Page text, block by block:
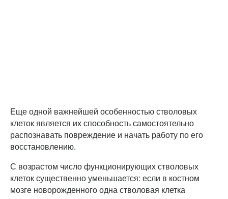
Еще одной важнейшей особенностью стволовых
клеток является их способность самостоятельно
распознавать повреждение и начать работу по его
восстановлению.
С возрастом число функционирующих стволовых
клеток существенно уменьшается: если в костном
мозге новорожденного одна стволовая клетка